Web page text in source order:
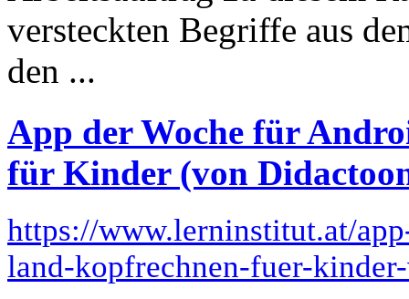
versteckten Begriffe aus
den ...
App der Woche für
für Kinder (von
https://www.lerninstitut.at/
land-kopfrechnen-fuer-